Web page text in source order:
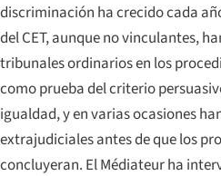
discriminación ha crecido cada
del CET, aunque no vinculantes,
tribunales ordinarios en los
como prueba del criterio
igualdad, y en varias ocasiones
extrajudiciales antes de que los
concluyeran. El Médiateur ha